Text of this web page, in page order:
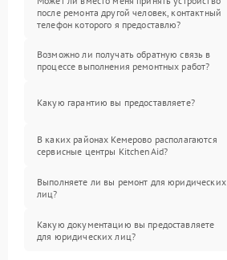
после ремонта другой человек, контактный
телефон которого я предоставлю?
Возможно ли получать обратную связь в
процессе выполнения ремонтных работ?
Какую гарантию вы предоставляете?
В каких районах Кемерово располагаются
сервисные центры KitchenAid?
Выполняете ли вы ремонт для юридических
лиц?
Какую документацию вы предоставляете
для юридических лиц?